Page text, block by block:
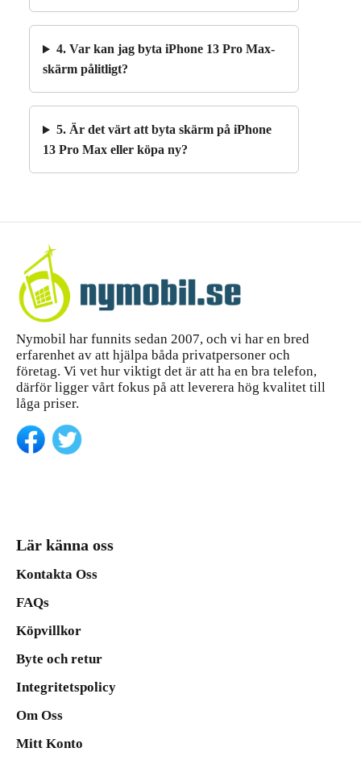
4. Var kan jag byta iPhone 13 Pro Max-
skärm pålitligt?
5. Är det värt att byta skärm på iPhone
13 Pro Max eller köpa ny?
Nymobil har funnits sedan 2007, och vi har en bred
erfarenhet av att hjälpa båda privatpersoner och
företag. Vi vet hur viktigt det är att ha en bra telefon,
därför ligger vårt fokus på att leverera hög kvalitet till
låga priser.
Lär känna oss
Kontakta Oss
FAQs
Köpvillkor
Byte och retur
Integritetspolicy
Om Oss
Mitt Konto